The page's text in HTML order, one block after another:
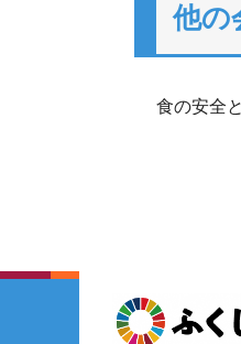
他の
食の安全